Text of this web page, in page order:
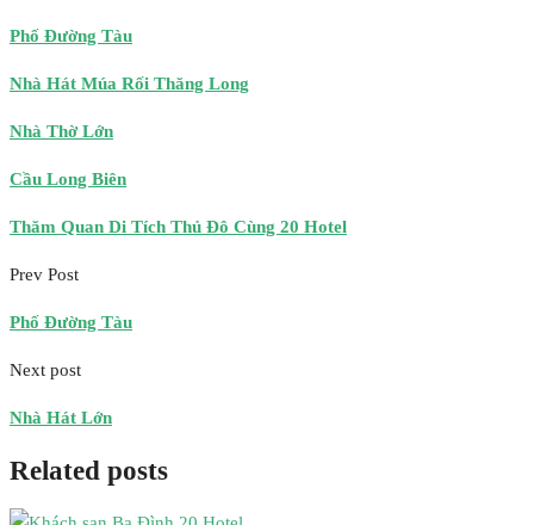
Phố Đường Tàu
Nhà Hát Múa Rối Thăng Long
Nhà Thờ Lớn
Cầu Long Biên
Thăm Quan Di Tích Thủ Đô Cùng 20 Hotel
Prev Post
Phố Đường Tàu
Next post
Nhà Hát Lớn
Related posts